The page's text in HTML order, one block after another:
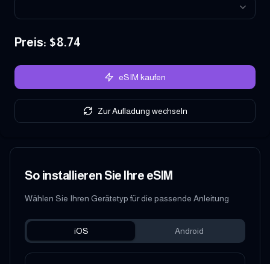
Preis: $8.74
eSIM kaufen
Zur Aufladung wechseln
So installieren Sie Ihre eSIM
Wählen Sie Ihren Gerätetyp für die passende Anleitung
iOS Android